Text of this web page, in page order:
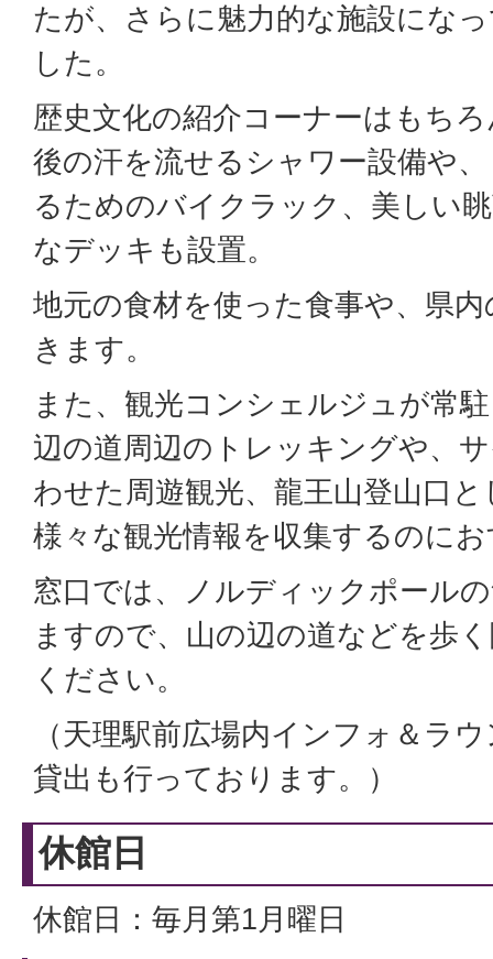
たが、さらに魅力的な施設にな
した。
歴史文化の紹介コーナーはもち
後の汗を流せるシャワー設備や
るためのバイクラック、美しい
なデッキも設置。
地元の食材を使った食事や、県
きます。
また、観光コンシェルジュが常
辺の道周辺のトレッキングや、
わせた周遊観光、龍王山登山口
様々な観光情報を収集するのに
窓口では、ノルディックポール
ますので、山の辺の道などを歩
ください。
（天理駅前広場内インフォ＆ラ
貸出も行っております。）
休館日
休館日：毎月第1月曜日